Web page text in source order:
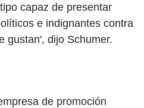
capaz de presentar
e indignantes contra
gustan', dijo Schumer.
de promoción